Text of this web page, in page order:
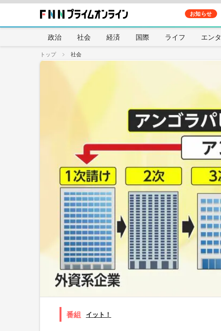
お知らせ
政治 社会 経済 国際 ライフ エン
トップ 社会
イット！